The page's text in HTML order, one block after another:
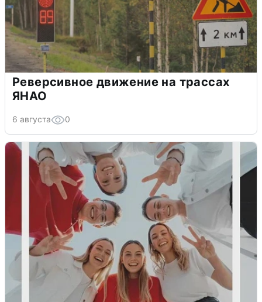
Реверсивное движение на трассах
ЯНАО
6 августа 0